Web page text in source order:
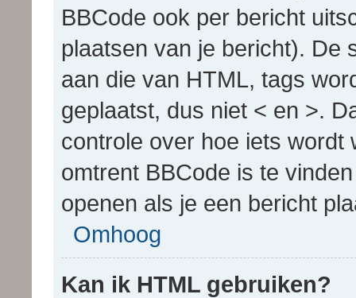
BBCode ook per bericht
plaatsen van je bericht). De
aan die van HTML, tags
geplaatst, dus niet < en >.
controle over hoe iets wordt
omtrent BBCode is te
openen als je een bericht
Omhoog
Kan ik HTML gebruiken?